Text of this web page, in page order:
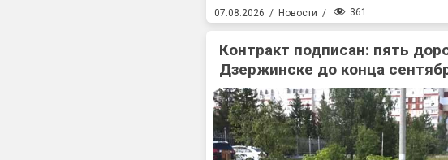
07.08.2026 / Новости / 361
Контракт подписан: пять
Дзержинске до конца